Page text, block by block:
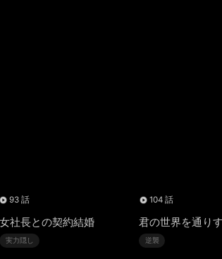
93 話
女社長との契約結婚
実力隠し
104 話
君の世界を通り
逆襲